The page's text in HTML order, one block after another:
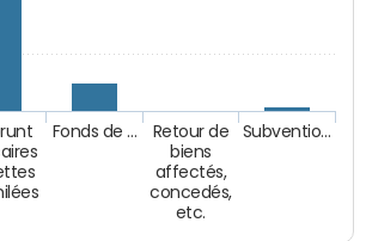
Fonds de …
Retour de
biens
affectés,
concedés,
etc.
Subventio…